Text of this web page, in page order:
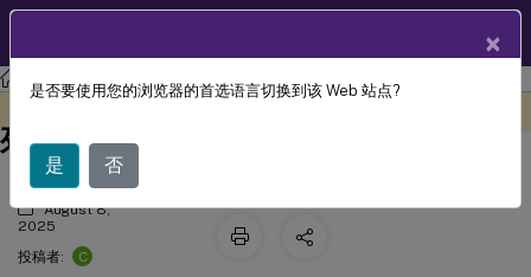
Citrix Gateway 服务
Citrix Gateway service 接入点 (PoP)
列表
August 8,
2025
投稿者:
C
×
是否要使用您的浏览器的首选语言切换到该 Web 站点?
是 否